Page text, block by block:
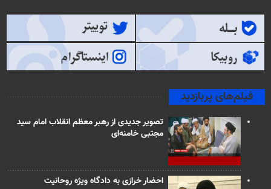
فیلم‌های پربازدید
تصویر جدیدی از رهبر معظم انقلاب امام سید
مجتبی خامنه‌ای
احضار خرازی به دادگاه ویژه روحانیت